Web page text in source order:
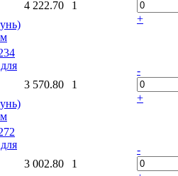
4 222.70 1
+
3 570.80 1
-
+
3 002.80 1
-